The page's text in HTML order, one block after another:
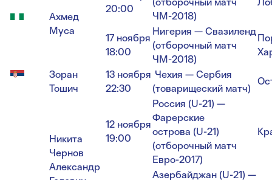
Ахмед
Муса
20:00
ЧМ-2018)
17 ноября
18:00
Нигерия — Свазиленд
(отборочный матч
ЧМ-2018)
Зоран
Тошич
13 ноября
22:30
Чехия — Сербия
(товарищеский матч)
Никита
Чернов
Александр
12 ноября
19:00
Россия (U-21) —
Фарерские
острова (U-21)
(отборочный матч
Евро-2017)
Азербайджан (U-21) —